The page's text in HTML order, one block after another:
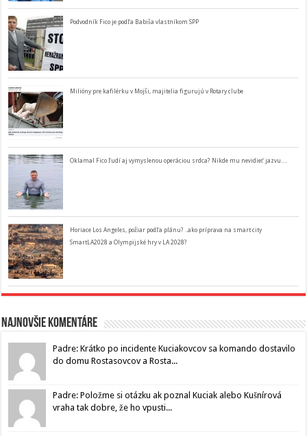
Podvodník Fico je podľa Babiša vlastníkom SPP
Milióny pre kafilérku v Mojši, majitelia figurujú v Rotary clube
Oklamal Fico ľudí aj vymyslenou operáciou srdca? Nikde mu nevidieť jazvu…
Horiace Los Angeles, požiar podľa plánu? ..ako príprava na smart city
SmartLA2028 a Olympijské hry v LA 2028?
Najnovšie komentáre
Padre: Krátko po incidente Kuciakovcov sa komando dostavilo
do domu Rostasovcov a Rosta...
Padre: Položme si otázku ak poznal Kuciak alebo Kušnírová
vraha tak dobre, že ho vpusti...